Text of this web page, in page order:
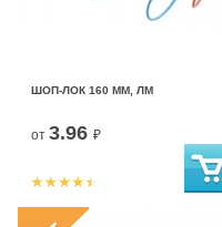
ШОП-ЛОК 160 ММ, ЛМ
от 3.96 ₽